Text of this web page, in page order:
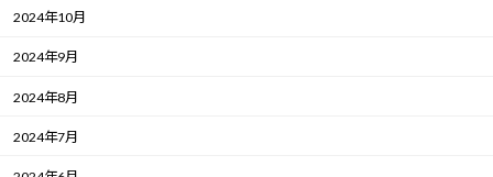
2024年10月
2024年9月
2024年8月
2024年7月